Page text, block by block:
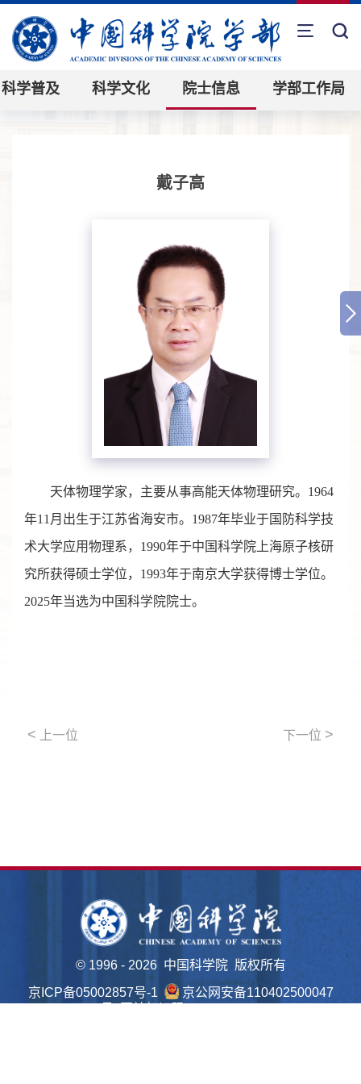
科学普及 科学文化 院士信息 学部工作局
戴子高
天体物理学家，主要从事高能天体物理研究。1964
年11月出生于江苏省海安市。1987年毕业于国防科学技
术大学应用物理系，1990年于中国科学院上海原子核研
究所获得硕士学位，1993年于南京大学获得博士学位。
2025年当选为中国科学院院士。
< 上一位 下一位 >
© 1996 - 2026 中国科学院 版权所有
京ICP备05002857号-1
京公网安备110402500047